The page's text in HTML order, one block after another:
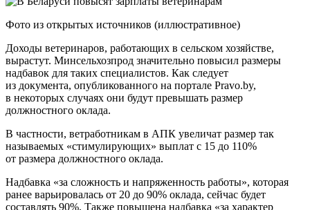
Фото из открытых источников (иллюстративное)
Доходы ветеринаров, работающих в сельском хозяйстве,
вырастут. Минсельхозпрод значительно повысил размеры
надбавок для таких специалистов. Как следует
из документа, опубликованного на портале Pravo.by,
в некоторых случаях они будут превышать размер
должностного оклада.
В частности, ветработникам в АПК увеличат размер так
называемых «стимулирующих» выплат с 15 до 110%
от размера должностного оклада.
Надбавка «за сложность и напряженность работы», которая
ранее варьировалась от 20 до 90% оклада, сейчас будет
составлять 90%. Также повышена надбавка «за характер